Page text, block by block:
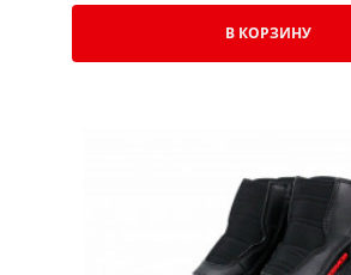
В КОРЗИНУ